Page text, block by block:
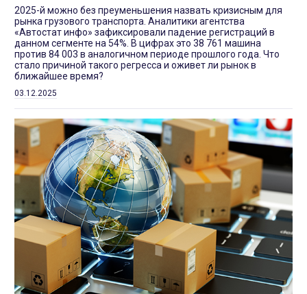
2025-й можно без преуменьшения назвать кризисным для
рынка грузового транспорта. Аналитики агентства
«Автостат инфо» зафиксировали падение регистраций в
данном сегменте на 54%. В цифрах это 38 761 машина
против 84 003 в аналогичном периоде прошлого года. Что
стало причиной такого регресса и оживет ли рынок в
ближайшее время?
03.12.2025